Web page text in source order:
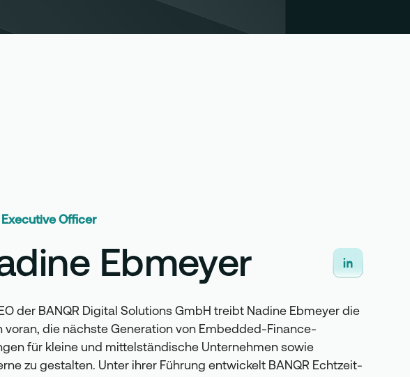
Officer
Ebmeyer
der BANQR Digital Solutions GmbH treibt Nadine Ebmeyer die
voran, die nächste Generation von Embedded-Finance-
für kleine und mittelständische Unternehmen sowie
zu gestalten. Unter ihrer Führung entwickelt BANQR Echtzeit-